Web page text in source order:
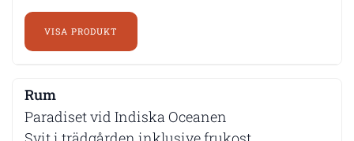
VISA PRODUKT
Paradiset vid Indiska Oceanen